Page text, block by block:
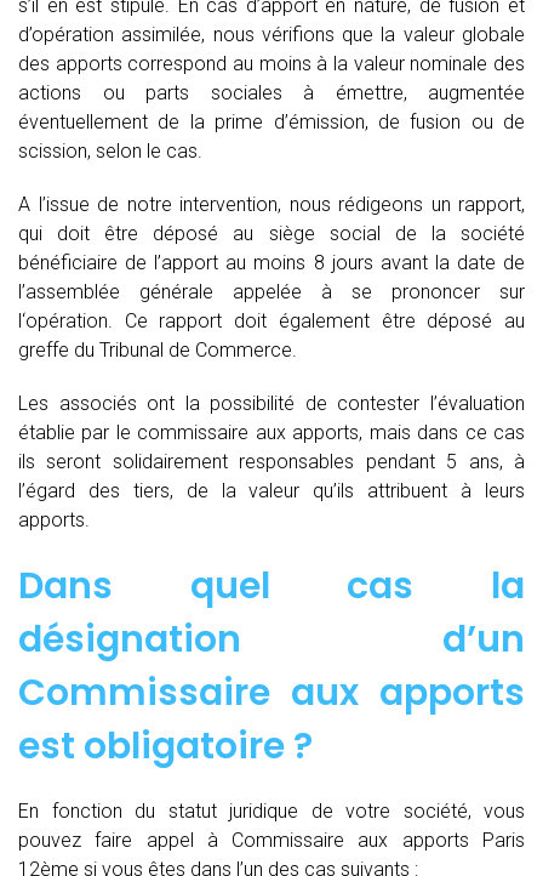
s’il en est stipulé. En cas d’apport en nature, de fusion et
d’opération assimilée, nous vérifions que la valeur globale
des apports correspond au moins à la valeur nominale des
actions ou parts sociales à émettre, augmentée
éventuellement de la prime d’émission, de fusion ou de
scission, selon le cas.
A l’issue de notre intervention, nous rédigeons un rapport,
qui doit être déposé au siège social de la société
bénéficiaire de l’apport au moins 8 jours avant la date de
l’assemblée générale appelée à se prononcer sur
l‘opération. Ce rapport doit également être déposé au
greffe du Tribunal de Commerce.
Les associés ont la possibilité de contester l’évaluation
établie par le commissaire aux apports, mais dans ce cas
ils seront solidairement responsables pendant 5 ans, à
l’égard des tiers, de la valeur qu’ils attribuent à leurs
apports.
Dans quel cas la
désignation d’un
Commissaire aux apports
est obligatoire ?
En fonction du statut juridique de votre société, vous
pouvez faire appel à Commissaire aux apports Paris
12ème si vous êtes dans l’un des cas suivants :